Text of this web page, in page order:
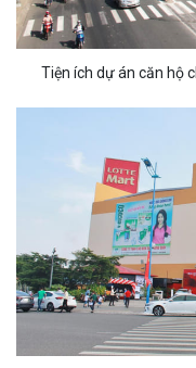
Tiện ích dự án căn hộ